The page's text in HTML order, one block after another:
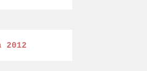
2012